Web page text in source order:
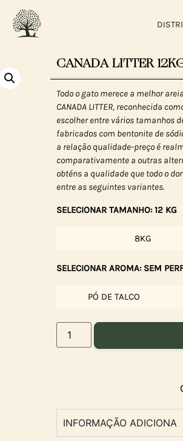
CANADA LITTER
Todo o gato merece a melhor
CANADA LITTER, reconhecida
escolher entre vários tamanhos
fabricados com bentonite de
a relação qualidade-preço é
comparativamente a outras
obténs a qualidade que todo o
entre as seguintes variantes.
SELECIONAR TAMANHO: 12 KG
8KG
SELECIONAR AROMA: SEM
PÓ DE TALCO
INFORMAÇÃO ADICIONA